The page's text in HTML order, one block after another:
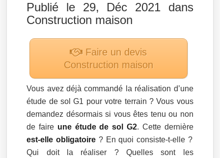
Publié le 29, Déc 2021 dans
Construction maison
Faire un devis
Construction maison
Vous avez déjà commandé la réalisation d’une
étude de sol G1 pour votre terrain ? Vous vous
demandez désormais si vous êtes tenu ou non
de faire une étude de sol G2. Cette dernière
est-elle obligatoire ? En quoi consiste-t-elle ?
Qui doit la réaliser ? Quelles sont les